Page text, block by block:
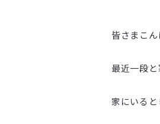
皆さまこ
最近一段
家にいる